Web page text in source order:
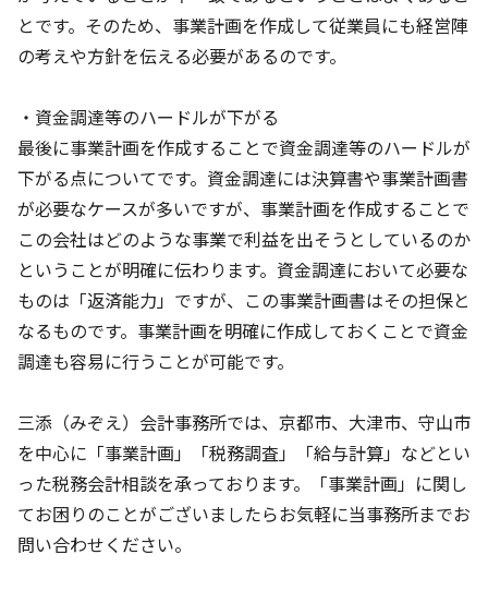
とです。そのため、事業計画を作成して従業員にも経営陣
の考えや方針を伝える必要があるのです。
・資金調達等のハードルが下がる
最後に事業計画を作成することで資金調達等のハードルが
下がる点についてです。資金調達には決算書や事業計画書
が必要なケースが多いですが、事業計画を作成することで
この会社はどのような事業で利益を出そうとしているのか
ということが明確に伝わります。資金調達において必要な
ものは「返済能力」ですが、この事業計画書はその担保と
なるものです。事業計画を明確に作成しておくことで資金
調達も容易に行うことが可能です。
三添（みぞえ）会計事務所では、京都市、大津市、守山市
を中心に「事業計画」「税務調査」「給与計算」などとい
った税務会計相談を承っております。「事業計画」に関し
てお困りのことがございましたらお気軽に当事務所までお
問い合わせください。